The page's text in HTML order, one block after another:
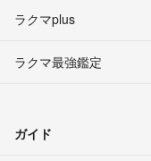
ラクマplus
ラクマ最強鑑定
ガイド